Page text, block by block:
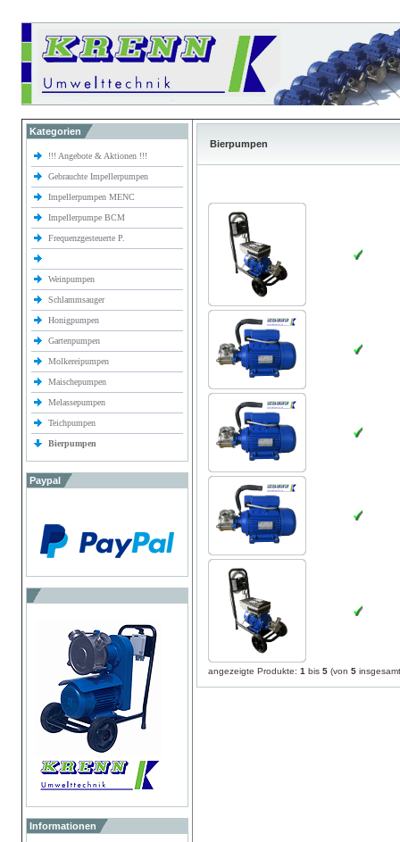
Kategorien
!!! Angebote & Aktionen !!!
Gebrauchte Impellerpumpen
Impellerpumpen MENC
Impellerpumpe BCM
Frequenzgesteuerte P.
Weinpumpen
Schlammsauger
Honigpumpen
Gartenpumpen
Molkereipumpen
Maischepumpen
Melassepumpen
Teichpumpen
Bierpumpen
Paypal
Informationen
Bierpumpen
angezeigte Produkte: 1 bis 5 (von 5